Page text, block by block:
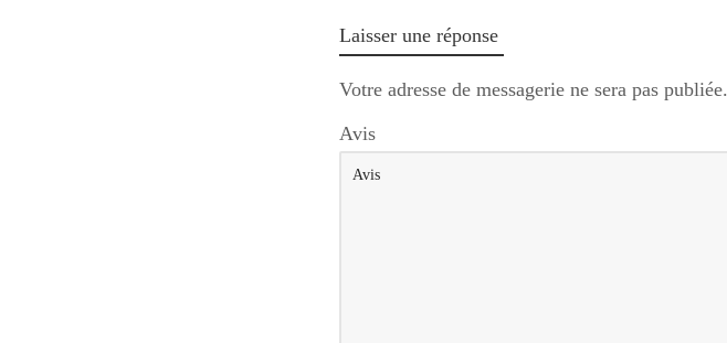
Laisser une réponse
Votre adresse de messagerie ne sera pas publiée.
Avis